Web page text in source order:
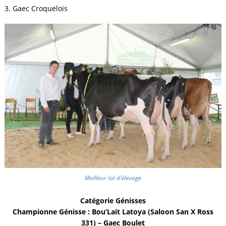
3. Gaec Croquelois
Meilleur lot d’élevage
Catégorie Génisses
Championne Génisse : Bou’Lait Latoya (Saloon San X Ross
331) – Gaec Boulet